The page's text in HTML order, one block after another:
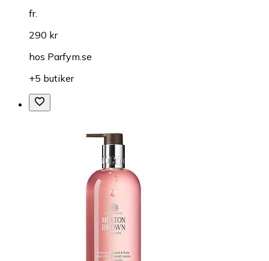
fr.
290 kr
hos Parfym.se
+5 butiker